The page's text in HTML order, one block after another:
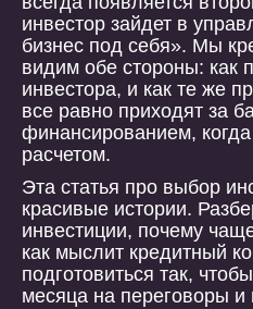
инвестор зайдет в
бизнес под себя». Мы
видим обе стороны: как
инвестора, и как те же
все равно приходят за
финансированием,
расчетом.
Эта статья про выбор
красивые истории.
инвестиции, почему
как мыслит кредитный
подготовиться так,
месяца на переговоры и